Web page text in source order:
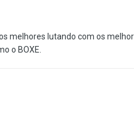
melhores lutando com os
o BOXE.